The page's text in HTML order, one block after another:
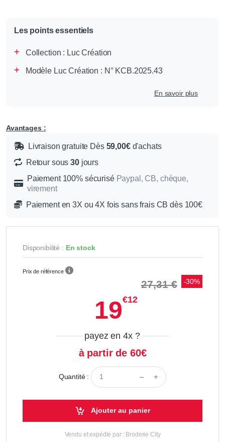
Les points essentiels
Collection : Luc Création
Modèle Luc Création : N° KCB.2025.43
En savoir plus
Avantages :
Livraison gratuite Dès 59,00€d'achats
Retour sous30jours
Paiement 100% sécurisé Paypal, CB, chèque,
virement
Paiement en 3X ou 4X fois sans frais CB dès 100€
Disponibilité : En stock
Prix de référence
27,31 € -30%
19€12
payez en 4x ?
à partir de 60€
Quantité :
Ajouter au panier
Vendu et expédié par : Broderie City